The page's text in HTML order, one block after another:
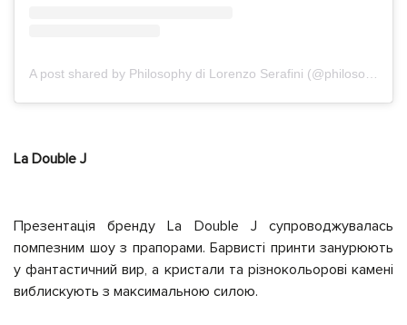
A post shared by Philosophy di Lorenzo Serafini (@philosophyofficial)
La Double J
Презентація бренду La Double J супроводжувалась
помпезним шоу з прапорами. Барвисті принти занурюють
у фантастичний вир, а кристали та різнокольорові камені
виблискують з максимальною силою.